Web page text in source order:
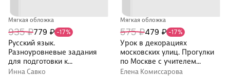
Мягкая обложка
935 ₽779 ₽ -17%
Русский язык.
Разноуровневые задания
для подготовки к
тестированию и олимпиадам
Инна Савко
Мягкая обложка
575 ₽479 ₽ -17%
Урок в декорациях
московских улиц. Прогулки
по Москве с учителем
литературы
Елена Комиссарова